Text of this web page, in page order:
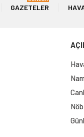
GAZETELER